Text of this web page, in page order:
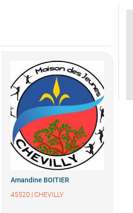
Amandine BOITIER
45520 | CHEVILLY